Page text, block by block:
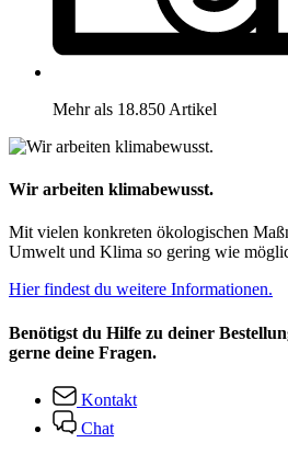
Mehr als 18.850 Artikel
Wir arbeiten klimabewusst.
Mit vielen konkreten ökologischen
Umwelt und Klima so gering wie
Hier findest du weitere Informationen.
Benötigst du Hilfe zu deiner
gerne deine Fragen.
Kontakt
Chat